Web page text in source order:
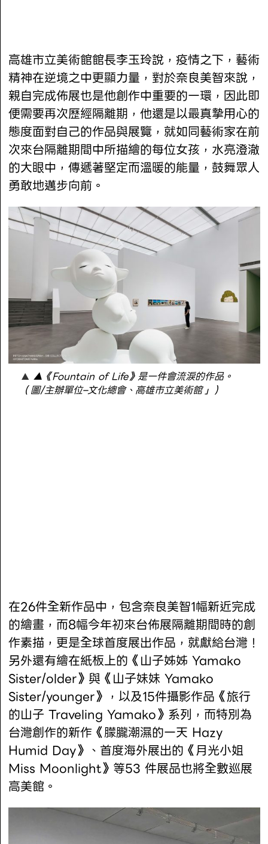
高雄市立美術館館長李玉玲說，疫情之下，藝術
精神在逆境之中更顯力量，對於奈良美智來說，
親自完成佈展也是他創作中重要的一環，因此即
便需要再次歷經隔離期，他還是以最真摯用心的
態度面對自己的作品與展覽，就如同藝術家在前
次來台隔離期間中所描繪的每位女孩，水亮澄澈
的大眼中，傳遞著堅定而溫暖的能量，鼓舞眾人
勇敢地邁步向前。
▲《Fountain of Life》是一件會流淚的作品。
（圖/主辦單位–文化總會、高雄市立美術館」）
在26件全新作品中，包含奈良美智1幅新近完成
的繪畫，而8幅今年初來台佈展隔離期間時的創
作素描，更是全球首度展出作品，就獻給台灣！
另外還有繪在紙板上的《山子姊姊 Yamako
Sister/older》與《山子妹妹 Yamako
Sister/younger》，以及15件攝影作品《旅行
的山子 Traveling Yamako》系列，而特別為
台灣創作的新作《朦朧潮濕的一天 Hazy
Humid Day》、首度海外展出的《月光小姐
Miss Moonlight》等53 件展品也將全數巡展
高美館。